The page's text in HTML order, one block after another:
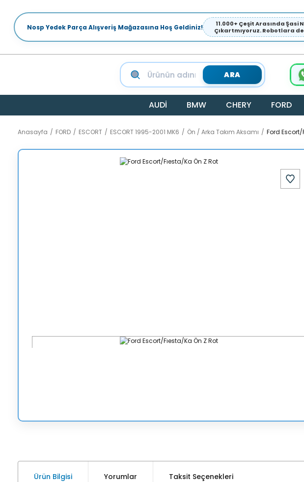
Nosp Yedek Parça Alışveriş Mağazasına Hoş Geldiniz!
11.000+ Çeşit Arasında
Çıkartmıyoruz. Robotlara
ARA
AUDİ BMW CHERY FORD
Anasayfa FORD ESCORT ESCORT 1995-2001 MK6 Ön / Arka Takım Aksamı Ford Escort/
Ürün Bilgisi Yorumlar Taksit Seçenekleri